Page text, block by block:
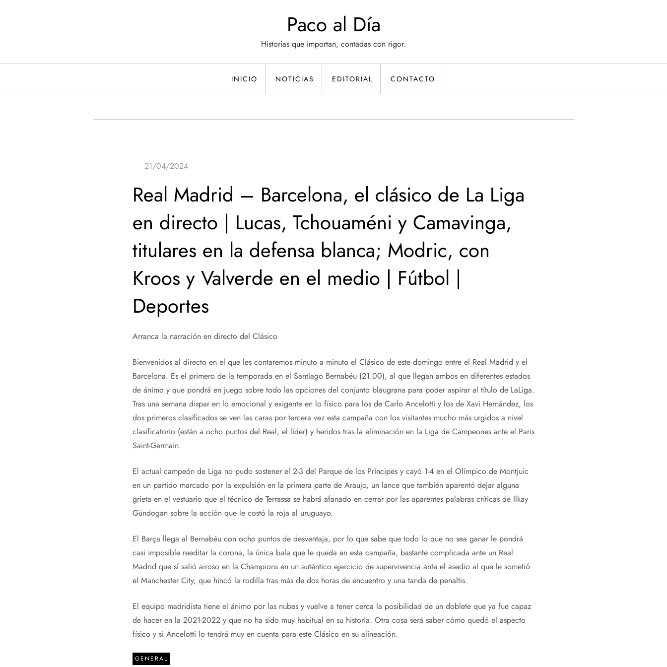
Paco al Día
Historias que importan, contadas con rigor.
INICIO NOTICIAS EDITORIAL CONTACTO
Real Madrid – Barcelona, el clásico de La Liga
en directo | Lucas, Tchouaméni y Camavinga,
titulares en la defensa blanca; Modric, con
Kroos y Valverde en el medio | Fútbol |
Deportes
Arranca la narración en directo del Clásico
Bienvenidos al directo en el que les contaremos minuto a minuto el Clásico de este domingo entre el Real Madrid y el
Barcelona. Es el primero de la temporada en el Santiago Bernabéu (21.00), al que llegan ambos en diferentes estados
de ánimo y que pondrá en juego sobre todo las opciones del conjunto blaugrana para poder aspirar al título de LaLiga.
Tras una semana dispar en lo emocional y exigente en lo físico para los de Carlo Ancelotti y los de Xavi Hernández, los
dos primeros clasificados se ven las caras por tercera vez esta campaña con los visitantes mucho más urgidos a nivel
clasificatorio (están a ocho puntos del Real, el líder) y heridos tras la eliminación en la Liga de Campeones ante el Paris
Saint-Germain.
El actual campeón de Liga no pudo sostener el 2-3 del Parque de los Príncipes y cayó 1-4 en el Olímpico de Montjuic
en un partido marcado por la expulsión en la primera parte de Araujo, un lance que también aparentó dejar alguna
grieta en el vestuario que el técnico de Terrassa se habrá afanado en cerrar por las aparentes palabras críticas de Ilkay
Gündogan sobre la acción que le costó la roja al uruguayo.
El Barça llega al Bernabéu con ocho puntos de desventaja, por lo que sabe que todo lo que no sea ganar le pondrá
casi imposible reeditar la corona, la única bala que le queda en esta campaña, bastante complicada ante un Real
Madrid que sí salió airoso en la Champions en un auténtico ejercicio de supervivencia ante el asedio al que le sometió
el Manchester City, que hincó la rodilla tras más de dos horas de encuentro y una tanda de penaltis.
El equipo madridista tiene el ánimo por las nubes y vuelve a tener cerca la posibilidad de un doblete que ya fue capaz
de hacer en la 2021-2022 y que no ha sido muy habitual en su historia. Otra cosa será saber cómo quedó el aspecto
físico y si Ancelotti lo tendrá muy en cuenta para este Clásico en su alineación.
GENERAL